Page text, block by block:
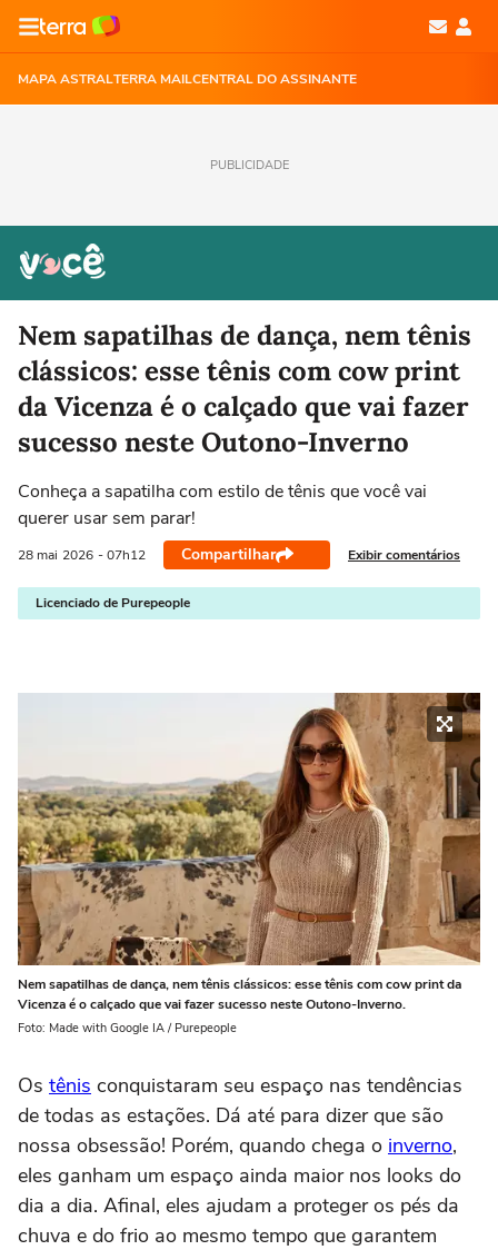
MAPA ASTRALTERRA MAILCENTRAL DO ASSINANTE
PUBLICIDADE
Nem sapatilhas de dança, nem tênis
clássicos: esse tênis com cow print
da Vicenza é o calçado que vai fazer
sucesso neste Outono-Inverno
Conheça a sapatilha com estilo de tênis que você vai
querer usar sem parar!
28 mai 2026 - 07h12 Compartilhar Exibir comentários
Licenciado de Purepeople
Nem sapatilhas de dança, nem tênis clássicos: esse tênis com cow print da
Vicenza é o calçado que vai fazer sucesso neste Outono-Inverno.
Foto: Made with Google IA / Purepeople
Os tênis conquistaram seu espaço nas tendências
de todas as estações. Dá até para dizer que são
nossa obsessão! Porém, quando chega o inverno,
eles ganham um espaço ainda maior nos looks do
dia a dia. Afinal, eles ajudam a proteger os pés da
chuva e do frio ao mesmo tempo que garantem